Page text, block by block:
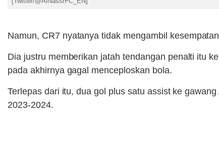
Namun, CR7 nyatanya tidak mengambil
Dia justru memberikan jatah tendangan penalti itu
pada akhirnya gagal menceploskan bola.
Terlepas dari itu, dua gol plus satu assist ke
2023-2024.